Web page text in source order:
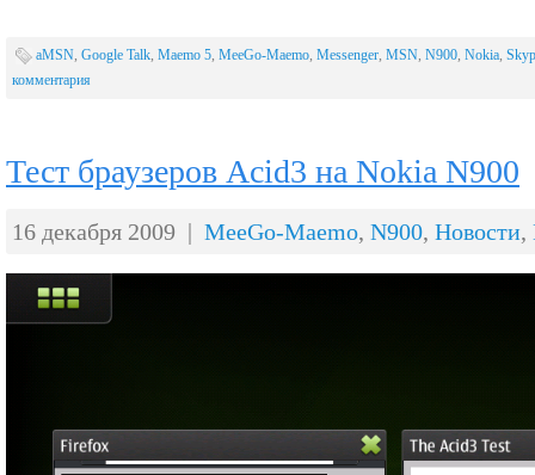
aMSN, Google Talk, Maemo 5, MeeGo-Maemo, Messenger, MSN, N900, Nokia,
комментария
Тест браузеров Acid3 на Nokia N900
16 декабря 2009 | MeeGo-Maemo, N900, Новости,